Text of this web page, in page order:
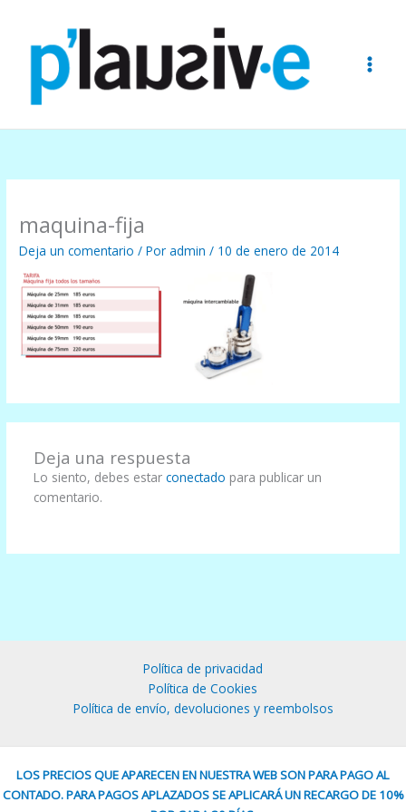
contenido
maquina-fija
Deja un comentario / Poradmin/ 10 de enero de 2014
Deja una respuesta
Lo siento, debes estar conectado para publicar un
comentario.
Política de privacidad
Política de Cookies
Política de envío, devoluciones y reembolsos
LOS PRECIOS QUE APARECEN EN NUESTRA WEB SON PARA PAGO AL
CONTADO. PARA PAGOS APLAZADOS SE APLICARÁ UN RECARGO DE 10%